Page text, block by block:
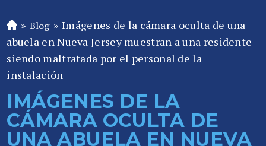
A
b
o
ga
de
P
» Blog » Imágenes de la cámara oculta de una
abuela en Nueva Jersey muestran a una residente
siendo maltratada por el personal de la
instalación
IMÁGENES DE LA
CÁMARA OCULTA DE
UNA ABUELA EN NUEVA